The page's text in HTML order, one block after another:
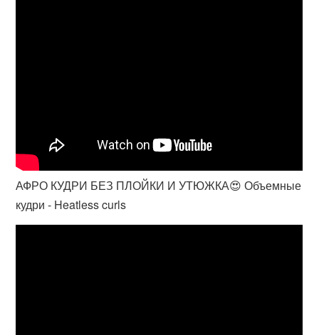
АФРО КУДРИ БЕЗ ПЛОЙКИ И УТЮЖКА😍 Объемные
кудри - Heatless curls